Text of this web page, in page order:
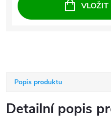
VLOŽIT
Popis produktu
Detailní popis